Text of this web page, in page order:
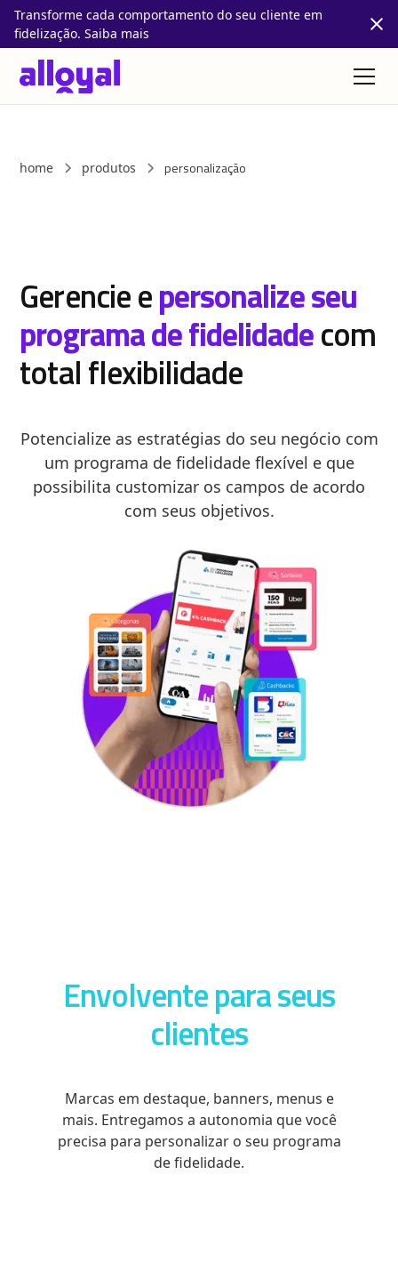
Transforme cada comportamento do seu cliente em
fidelização. Saiba mais
home produtos personalização
Gerencie epersonalize seu
programa de fidelidadecom
total flexibilidade
Potencialize as estratégias do seu negócio com
um programa de fidelidade flexível e que
possibilita customizar os campos de acordo
com seus objetivos.
Envolvente para seus
clientes
Marcas em destaque, banners, menus e
mais. Entregamos a autonomia que você
precisa para personalizar o seu programa
de fidelidade.